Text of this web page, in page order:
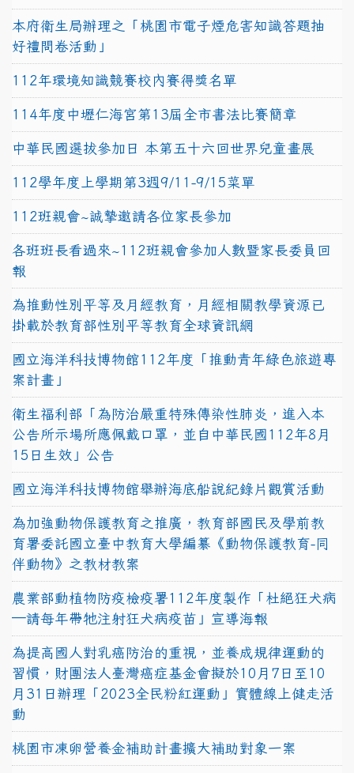
本府衛生局辦理之「桃園市電子煙危害知識答題抽
好禮問卷活動」
112年環境知識競賽校內賽得獎名單
114年度中壢仁海宮第13屆全市書法比賽簡章
中華民國選拔參加日 本第五十六回世界兒童畫展
112學年度上學期第3週9/11-9/15菜單
112班親會~誠摯邀請各位家長參加
各班班長看過來~112班親會參加人數暨家長委員回
報
為推動性別平等及月經教育，月經相關教學資源已
掛載於教育部性別平等教育全球資訊網
國立海洋科技博物館112年度「推動青年綠色旅遊專
案計畫」
衛生福利部「為防治嚴重特殊傳染性肺炎，進入本
公告所示場所應佩戴口罩，並自中華民國112年8月
15日生效」公告
國立海洋科技博物館舉辦海底船說紀錄片觀賞活動
為加強動物保護教育之推廣，教育部國民及學前教
育署委託國立臺中教育大學編纂《動物保護教育-同
伴動物》之教材教案
農業部動植物防疫檢疫署112年度製作「杜絕狂犬病
—請每年帶牠注射狂犬病疫苗」宣導海報
為提高國人對乳癌防治的重視，並養成規律運動的
習慣，財團法人臺灣癌症基金會擬於10月7日至10
月31日辦理「2023全民粉紅運動」實體線上健走活
動
桃園市凍卵營養金補助計畫擴大補助對象一案